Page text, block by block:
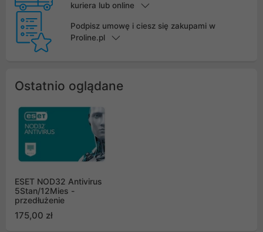
kuriera lub online
Podpisz umowę i ciesz się zakupami w
Proline.pl
Ostatnio oglądane
ESET NOD32 Antivirus
5Stan/12Mies -
przedłużenie
175,00 zł